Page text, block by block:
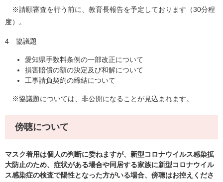
※請願審査を行う前に、教育長報告を予定しております（30分程
度）。
4 協議題
愛知県手数料条例の一部改正について
損害賠償の額の決定及び和解について
工事請負契約の締結について
※協議題については、非公開になることが見込まれます。
傍聴について
マスク着用は個人の判断に委ねますが、新型コロナウイルス感染拡
大防止のため、症状がある場合や同居する家族に新型コロナウイル
ス感染症の検査で陽性となった方がいる場合、傍聴はお控えくださ